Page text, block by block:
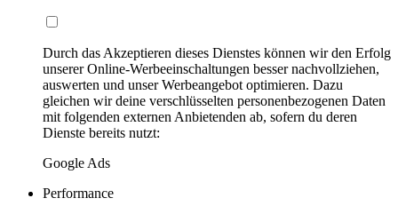
Durch das Akzeptieren dieses Dienstes können wir den Erfolg
unserer Online-Werbeeinschaltungen besser nachvollziehen,
auswerten und unser Werbeangebot optimieren. Dazu
gleichen wir deine verschlüsselten personenbezogenen Daten
mit folgenden externen Anbietenden ab, sofern du deren
Dienste bereits nutzt:
Google Ads
Performance